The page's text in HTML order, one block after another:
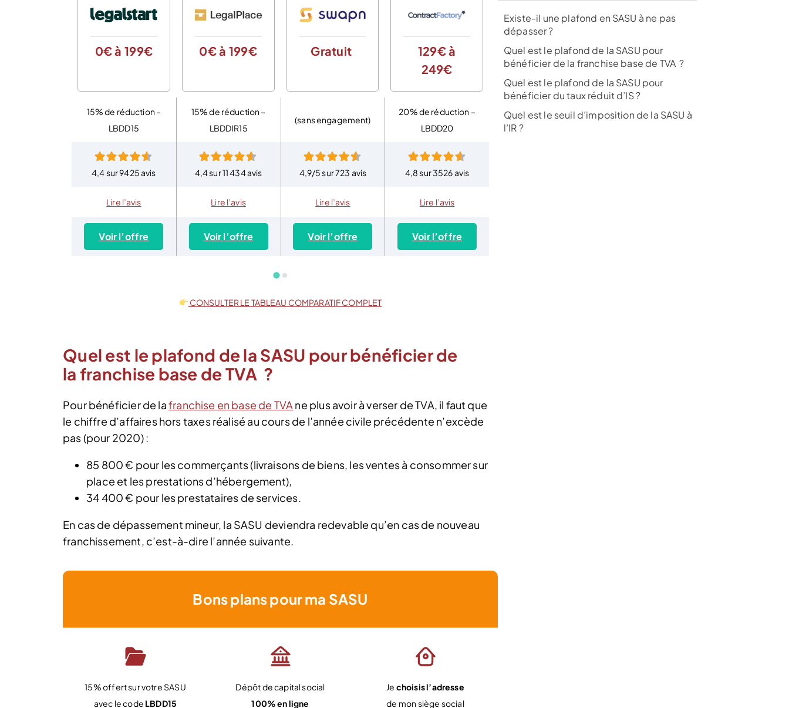
0€ à 199€
15% de réduction –
LBDD15
4,4 sur 9425 avis
Lire l’avis
Voir l’offre
0€ à 199€
15% de réduction –
LBDDIR15
4,4 sur 11 434 avis
Lire l’avis
Voir l’offre
Gratuit
(sans engagement)
4,9/5 sur 723 avis
Lire l’avis
Voir l’offre
129€ à
249€
20% de réduction –
LBDD20
4,8 sur 3526 avis
Lire l’avis
Voir l’offre
0€ + frais
de tiers
CONSULTER LE TABLEAU COMPARATIF COMPLET
Quel est le plafond de la SASU pour bénéficier de
la franchise base de TVA ?
Pour bénéficier de lafranchise en base de TVA ne plus avoir à verser de TVA, il faut que
le chiffre d’affaires hors taxes réalisé au cours de l’année civile précédente n’excède
pas (pour 2020) :
85 800 € pour les commerçants (livraisons de biens, les ventes à consommer sur
place et les prestations d’hébergement),
34 400 € pour les prestataires de services.
En cas de dépassement mineur, la SASU deviendra redevable qu’en cas de nouveau
franchissement, c’est-à-dire l’année suivante.
Bons plans pour ma SASU
15% offert sur votre SASU
avec le code LBDD15
Dépôt de capital social
100% en ligne
Je choisis l’adresse
de mon siège social
Existe-il une plafond en SASU à ne pas
dépasser ?
Quel est le plafond de la SASU pour
bénéficier de la franchise base de TVA ?
Quel est le plafond de la SASU pour
bénéficier du taux réduit d’IS ?
Quel est le seuil d’imposition de la SASU à
l’IR ?